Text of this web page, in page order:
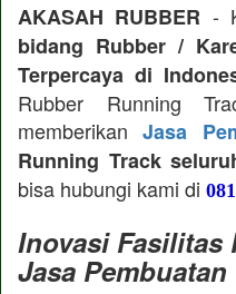
AKASAH RUBBER -
bidang Rubber /
Terpercaya di
Rubber Running
memberikanJasa
Running Track
bisa hubungi kami di
Inovasi Fasilitas
Jasa